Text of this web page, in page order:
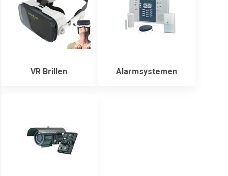
VR Brillen Alarmsystemen